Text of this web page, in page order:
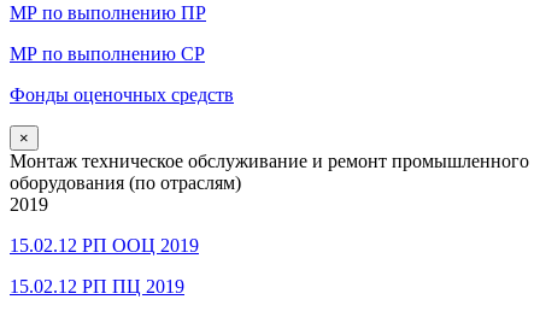
МР по выполнению ПР
МР по выполнению СР
Фонды оценочных средств
×
Монтаж техническое обслуживание и ремонт промышленного
оборудования (по отраслям)
2019
15.02.12 РП ООЦ 2019
15.02.12 РП ПЦ 2019